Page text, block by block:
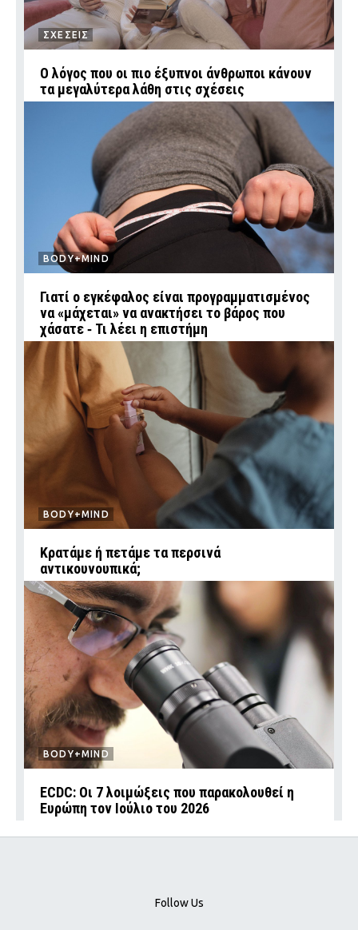
ΣΧΕΣΕΙΣ
Ο λόγος που οι πιο έξυπνοι άνθρωποι κάνουν
τα μεγαλύτερα λάθη στις σχέσεις
BODY+MIND
Γιατί ο εγκέφαλος είναι προγραμματισμένος
να «μάχεται» να ανακτήσει το βάρος που
χάσατε ‑ Τι λέει η επιστήμη
BODY+MIND
Κρατάμε ή πετάμε τα περσινά
αντικουνουπικά;
BODY+MIND
ECDC: Οι 7 λοιμώξεις που παρακολουθεί η
Ευρώπη τον Ιούλιο του 2026
Follow Us